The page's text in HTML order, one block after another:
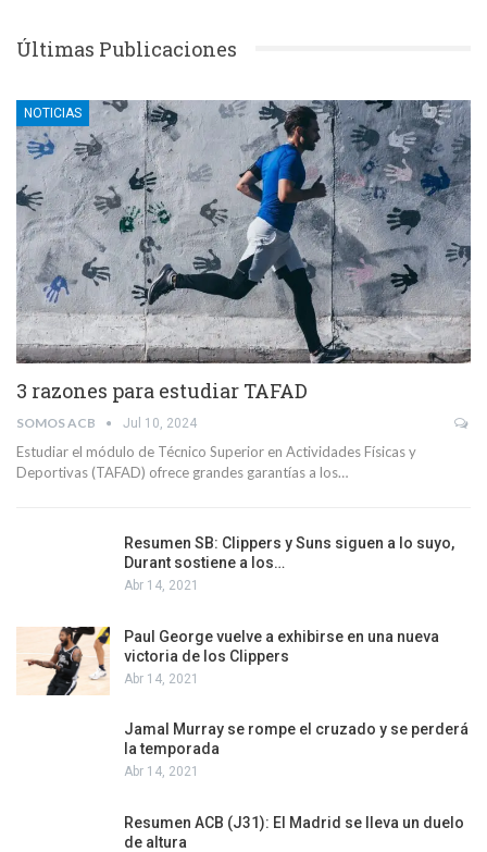
Últimas Publicaciones
NOTICIAS
3 razones para estudiar TAFAD
SOMOS ACB Jul 10, 2024
Estudiar el módulo de Técnico Superior en Actividades Físicas y
Deportivas (TAFAD) ofrece grandes garantías a los…
Resumen SB: Clippers y Suns siguen a lo suyo,
Durant sostiene a los…
Abr 14, 2021
Paul George vuelve a exhibirse en una nueva
victoria de los Clippers
Abr 14, 2021
Jamal Murray se rompe el cruzado y se perderá
la temporada
Abr 14, 2021
Resumen ACB (J31): El Madrid se lleva un duelo
de altura